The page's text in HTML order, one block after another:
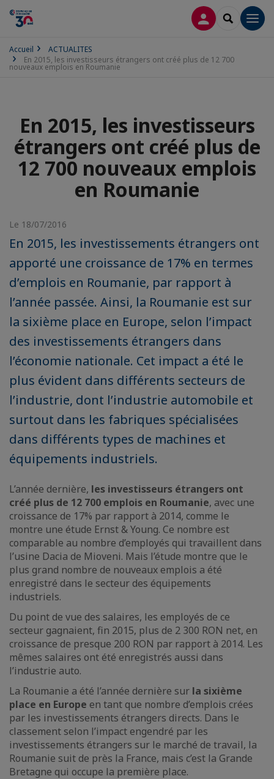
CONNEXION
Accueil
ACTUALITES
En 2015, les investisseurs étrangers ont créé plus de 12 700
nouveaux emplois en Roumanie
En 2015, les investisseurs
étrangers ont créé plus de
12 700 nouveaux emplois
en Roumanie
Le 18/07/2016
En 2015, les investissements étrangers ont
apporté une croissance de 17% en termes
d’emplois en Roumanie, par rapport à
l’année passée. Ainsi, la Roumanie est sur
la sixième place en Europe, selon l’impact
des investissements étrangers dans
l’économie nationale. Cet impact a été le
plus évident dans différents secteurs de
l’industrie, dont l’industrie automobile et
surtout dans les fabriques spécialisées
dans différents types de machines et
équipements industriels.
L’année dernière, les investisseurs étrangers ont
créé plus de 12 700 emplois en Roumanie, avec une
croissance de 17% par rapport à 2014, comme le
montre une étude Ernst & Young. Ce nombre est
comparable au nombre d’employés qui travaillent dans
l’usine Dacia de Mioveni. Mais l’étude montre que le
plus grand nombre de nouveaux emplois a été
enregistré dans le secteur des équipements
industriels.
Du point de vue des salaires, les employés de ce
secteur gagnaient, fin 2015, plus de 2 300 RON net, en
croissance de presque 200 RON par rapport à 2014. Les
mêmes salaires ont été enregistrés aussi dans
l’industrie auto.
La Roumanie a été l’année dernière sur la sixième
place en Europe en tant que nombre d’emplois crées
par les investissements étrangers directs. Dans le
classement selon l’impact engendré par les
investissements étrangers sur le marché de travail, la
Roumanie suit de près la France, mais c’est la Grande
Bretagne qui occupe la première place.